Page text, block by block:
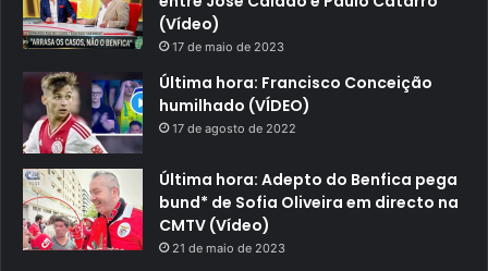
(Vídeo)
17 de maio de 2023
Última hora: Francisco Conceição
humilhado (VÍDEO)
17 de agosto de 2022
Última hora: Adepto do Benfica pega
bund* de Sofia Oliveira em directo na
CMTV (Vídeo)
21 de maio de 2023